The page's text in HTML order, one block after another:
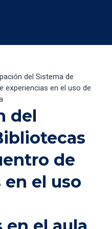
del Sistema de
experiencias en el uso de
del
de
el uso